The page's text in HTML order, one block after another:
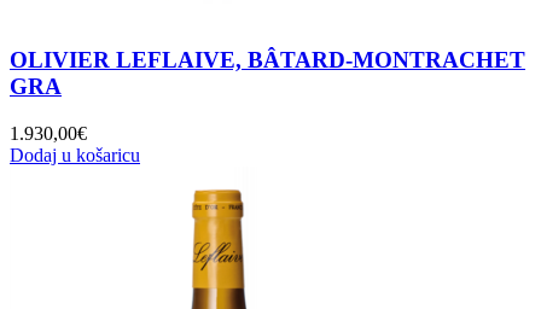
OLIVIER LEFLAIVE, BÂTARD-MONTRACHET
GRA
1.930,00€
Dodaj u košaricu